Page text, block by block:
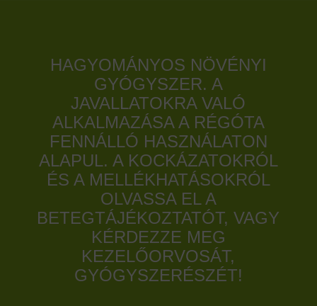
HAGYOMÁNYOS NÖVÉNYI
GYÓGYSZER. A
JAVALLATOKRA VALÓ
ALKALMAZÁSA A RÉGÓTA
FENNÁLLÓ HASZNÁLATON
ALAPUL. A KOCKÁZATOKRÓL
ÉS A MELLÉKHATÁSOKRÓL
OLVASSA EL A
BETEGTÁJÉKOZTATÓT, VAGY
KÉRDEZZE MEG
KEZELŐORVOSÁT,
GYÓGYSZERÉSZÉT!